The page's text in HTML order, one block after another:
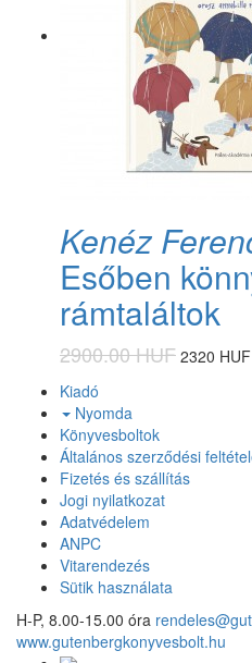
Kenéz
Esőben
rámtaláltok
2900.00 HUF 2320 HUF
Kiadó
Nyomda
Könyvesboltok
Általános szerződési
Fizetés és szállítás
Jogi nyilatkozat
Adatvédelem
ANPC
Vitarendezés
Sütik használata
H-P, 8.00-15.00 óra
www.gutenbergkonyvesbolt.hu